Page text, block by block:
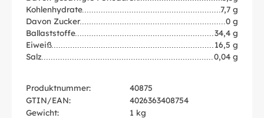
Kohlenhydrate
7,7 g
Davon Zucker
0 g
Ballaststoffe
34,4 g
Eiweiß
16,5 g
Salz
0,04 g
Produktnummer:
40875
GTIN/EAN:
4026363408754
Gewicht:
1 kg